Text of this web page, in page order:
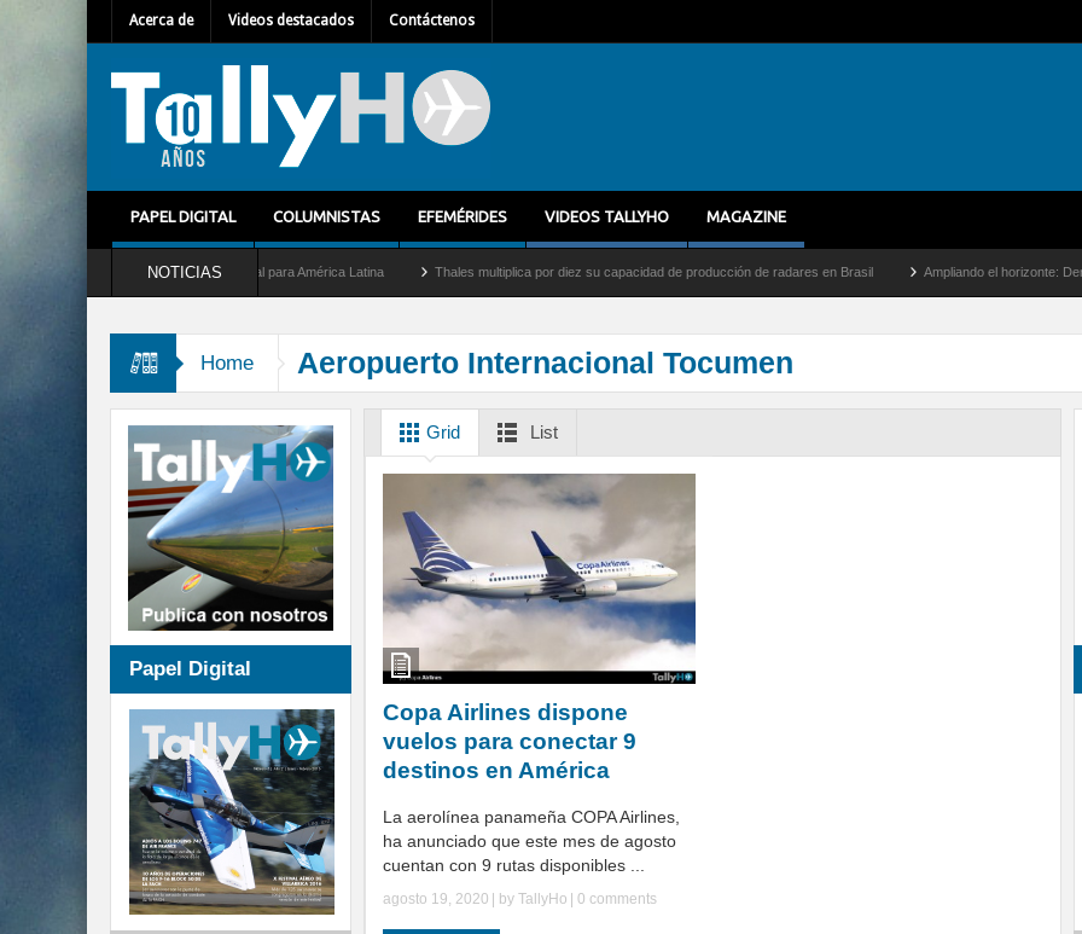
Acerca de Videos destacados Contáctenos
PAPEL DIGITAL COLUMNISTAS EFEMÉRIDES VIDEOS TALLYHO MAGAZINE
NOTICIAS
como nuevo Director General para América Latina Thales multiplica por diez su capacidad de producción de radares en Brasil Ampliando el horizonte: Dentro del
Home Aeropuerto Internacional Tocumen
Grid List
Copa Airlines dispone
vuelos para conectar 9
destinos en América
La aerolínea panameña COPA Airlines,
ha anunciado que este mes de agosto
cuentan con 9 rutas disponibles ...
agosto 19, 2020 | by TallyHo 0 comments
Papel Digital